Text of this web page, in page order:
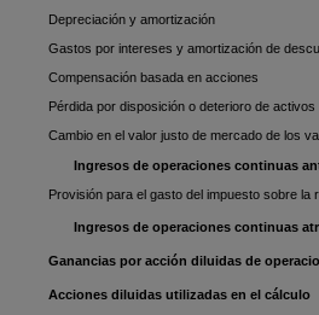
Depreciación y amortización
Gastos por intereses y amortización de
Compensación basada en acciones
Pérdida por disposición o deterioro de activos
Cambio en el valor justo de mercado de los
Ingresos de operaciones continuas
Provisión para el gasto del impuesto sobre la
Ingresos de operaciones continuas
Ganancias por acción diluidas de
Acciones diluidas utilizadas en el cálculo